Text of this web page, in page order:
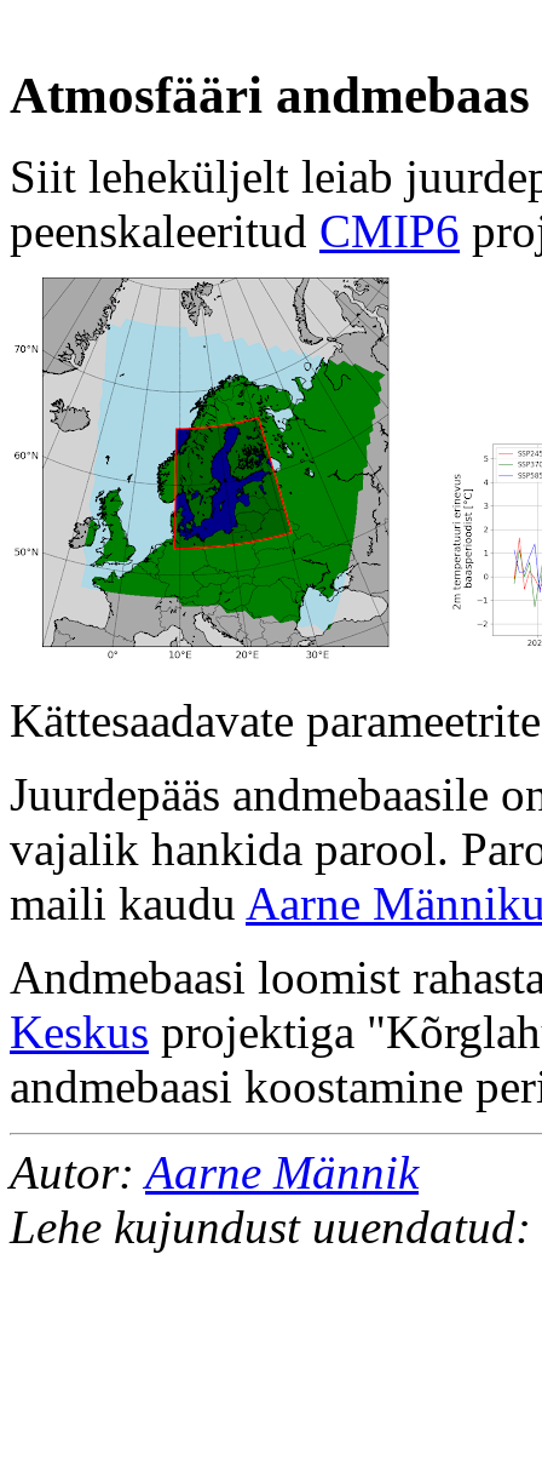
Atmosfääri
Siit leheküljelt leiab
peenskaleeritud CMIP6
Kättesaadavate
Juurdepääs andmebaasile
vajalik hankida parool.
maili kaudu Aarne
Andmebaasi loomist
Keskus projektiga
andmebaasi koostamine
Autor:Aarne Männik
Lehe kujundust